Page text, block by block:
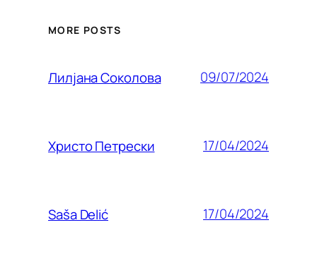
MORE POSTS
Лилjана Соколова 09/07/2024
Христо Петрески 17/04/2024
Saša Delić 17/04/2024